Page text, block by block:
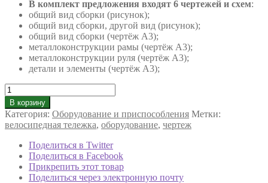
В комплект предложения входят 6 чертежей и схем:
общий вид сборки (рисунок);
общий вид сборки, другой вид (рисунок);
общий вид сборки (чертёж А3);
металлоконструкции рамы (чертёж А3);
металлоконструкции руля (чертёж А3);
детали и элементы (чертёж А3);
Количество
товара
Велосипедная
тележка
для
охотников,
рыболовов,
путешествий
"Пиконь"
В корзину
Категория: Оборудование и приспособления Метки:
велосипедная тележка, оборудование, чертеж
Поделиться в Twitter
Поделиться в Facebook
Прикрепить этот товар
Поделиться через электронную почту